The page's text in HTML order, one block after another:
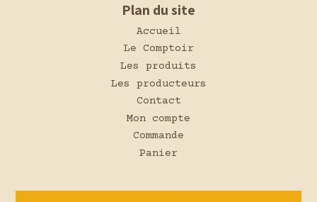
Plan du site
Accueil
Le Comptoir
Les produits
Les producteurs
Contact
Mon compte
Commande
Panier